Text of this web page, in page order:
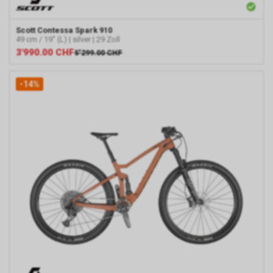
Scott Contessa Spark 910
49 cm / 19" (L) | silver | 29 Zoll
3'990.00 CHF5'299.00 CHF
-14%